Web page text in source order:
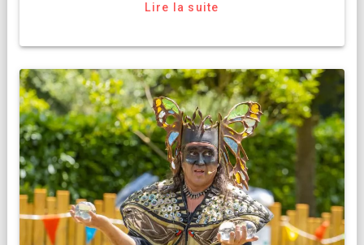
Lire la suite